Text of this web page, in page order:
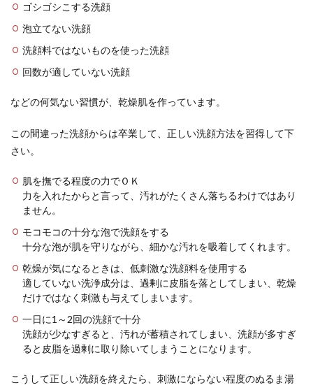
ゴシゴシこする洗顔
泡立てない洗顔
洗顔料ではないものを使った洗顔
回数が適していない洗顔
などの何気ない習慣が、乾燥肌を作っています。
この間違った洗顔からは卒業して、正しい洗顔方法を習得して下
さい。
肌を撫でる程度の力でＯＫ
力を入れたからと言って、汚れがたくさん落ちるわけではあり
ません。
モコモコの十分な泡で洗顔をする
十分な泡が肌を守りながら、細かな汚れを吸着してくれます。
乾燥が気になるときは、低刺激な洗顔料を使用する
適していない洗浄成分は、過剰に皮脂を落としてしまい、乾燥
だけではなく刺激も与えてしまいます。
一日に1～2回の洗顔で十分
洗顔が少なすぎると、汚れが蓄積されてしまい、洗顔が多すぎ
ると皮脂を過剰に取り除いてしまうことになります。
こうして正しい洗顔を終えたら、刺激にならない程度のぬるま湯